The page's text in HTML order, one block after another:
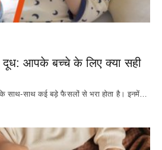
दूध: आपके बच्चे के लिए क्या सही
के साथ-साथ कई बड़े फैसलों से भरा होता है। इनमें…